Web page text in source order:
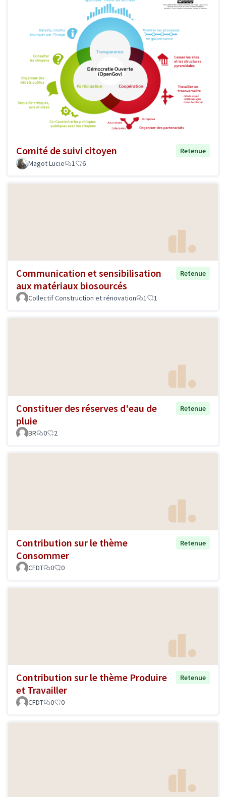
Comité de suivi citoyen
Retenue
Magot Lucie
1 6
Communication et sensibilisation
aux matériaux biosourcés
Retenue
Collectif Construction et rénovation 1 1
Constituer des réserves d'eau de
pluie
Retenue
BR 0 2
Contribution sur le thème
Consommer
Retenue
CFDT 0 0
Contribution sur le thème Produire
et Travailler
Retenue
CFDT 0 0